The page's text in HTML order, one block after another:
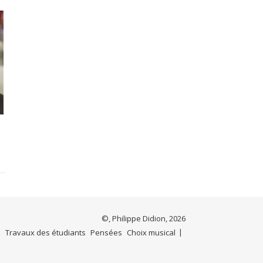
©, Philippe Didion, 2026
Travaux des étudiants Pensées Choix musical